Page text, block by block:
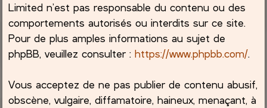
Limited n’est pas responsable du contenu ou des
comportements autorisés ou interdits sur ce site.
Pour de plus amples informations au sujet de
phpBB, veuillez consulter :https://www.phpbb.com/.
Vous acceptez de ne pas publier de contenu abusif,
obscène, vulgaire, diffamatoire, haineux, menaçant, à